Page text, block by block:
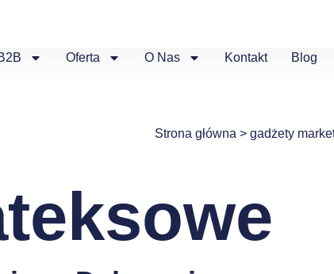
Oferta O Nas Kontakt Blog
Strona główna >gadżety